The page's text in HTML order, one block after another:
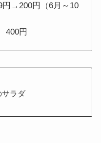
→200円（6月～10
400円
サラダ